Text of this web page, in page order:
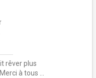
rêver plus
à tous …